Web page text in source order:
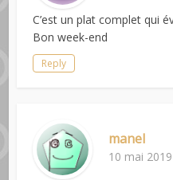
C’est un plat complet qui
Bon week-end
Reply
manel
10 mai